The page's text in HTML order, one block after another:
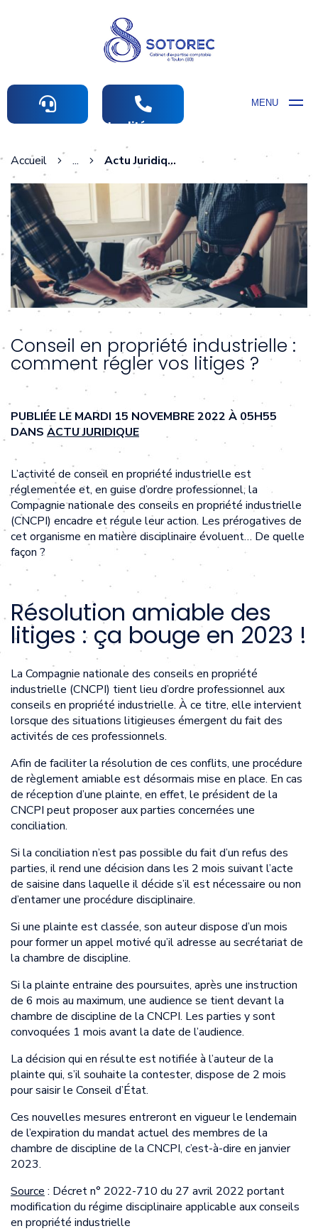
MENU
Actualités comptables
Accueil ... Actu Juridique
Conseil en propriété industrielle :
comment régler vos litiges ?
PUBLIÉE LE MARDI 15 NOVEMBRE 2022 À 05H55
DANS ACTU JURIDIQUE
L’activité de conseil en propriété industrielle est
réglementée et, en guise d’ordre professionnel, la
Compagnie nationale des conseils en propriété industrielle
(CNCPI) encadre et régule leur action. Les prérogatives de
cet organisme en matière disciplinaire évoluent… De quelle
façon ?
Résolution amiable des
litiges : ça bouge en 2023 !
La Compagnie nationale des conseils en propriété
industrielle (CNCPI) tient lieu d’ordre professionnel aux
conseils en propriété industrielle. À ce titre, elle intervient
lorsque des situations litigieuses émergent du fait des
activités de ces professionnels.
Afin de faciliter la résolution de ces conflits, une procédure
de règlement amiable est désormais mise en place. En cas
de réception d’une plainte, en effet, le président de la
CNCPI peut proposer aux parties concernées une
conciliation.
Si la conciliation n’est pas possible du fait d’un refus des
parties, il rend une décision dans les 2 mois suivant l’acte
de saisine dans laquelle il décide s’il est nécessaire ou non
d’entamer une procédure disciplinaire.
Si une plainte est classée, son auteur dispose d’un mois
pour former un appel motivé qu’il adresse au secrétariat de
la chambre de discipline.
Si la plainte entraine des poursuites, après une instruction
de 6 mois au maximum, une audience se tient devant la
chambre de discipline de la CNCPI. Les parties y sont
convoquées 1 mois avant la date de l’audience.
La décision qui en résulte est notifiée à l’auteur de la
plainte qui, s’il souhaite la contester, dispose de 2 mois
pour saisir le Conseil d’État.
Ces nouvelles mesures entreront en vigueur le lendemain
de l’expiration du mandat actuel des membres de la
chambre de discipline de la CNCPI, c’est-à-dire en janvier
2023.
Source : Décret n° 2022-710 du 27 avril 2022 portant
modification du régime disciplinaire applicable aux conseils
en propriété industrielle